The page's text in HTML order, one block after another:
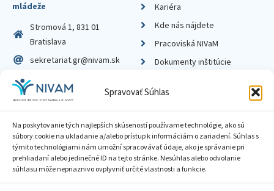
Spravovať Súhlas
Na poskytovanie tých najlepších skúseností používame technológie, ako sú
súbory cookie na ukladanie a/alebo prístup k informáciám o zariadení. Súhlas s
týmito technológiami nám umožní spracovávať údaje, ako je správanie pri
prehliadaní alebo jedinečné ID na tejto stránke. Nesúhlas alebo odvolanie
súhlasu môže nepriaznivo ovplyvniť určité vlastnosti a funkcie.
mládeže
Stromová 1, 831 01
Bratislava
sekretariat.gr@nivam.sk
IČO: 00164348
DIČ: 2020798714
Kariéra
Kde nás nájdete
Pracoviská NIVaM
Dokumenty inštitúcie
Zásady ochrany súkromia